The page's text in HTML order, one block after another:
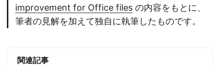
improvement for Office files の内容をもとに、
筆者の見解を加えて独自に執筆したものです。
関連記事